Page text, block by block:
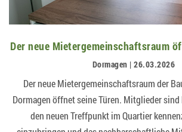
Der neue Mietergemeinschaftsraum
Dormagen | 26.03.2026
Der neue Mietergemeinschaftsraum der
Dormagen öffnet seine Türen. Mitglieder
den neuen Treffpunkt im Quartier